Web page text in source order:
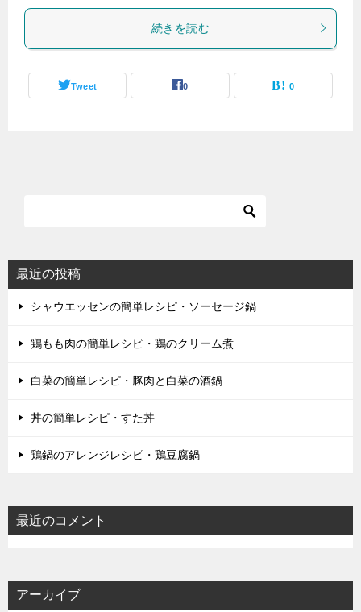
続きを読む
Tweet 0 0
最近の投稿
シャウエッセンの簡単レシピ・ソーセージ鍋
鶏もも肉の簡単レシピ・鶏のクリーム煮
白菜の簡単レシピ・豚肉と白菜の酒鍋
丼の簡単レシピ・すた丼
鶏鍋のアレンジレシピ・鶏豆腐鍋
最近のコメント
アーカイブ